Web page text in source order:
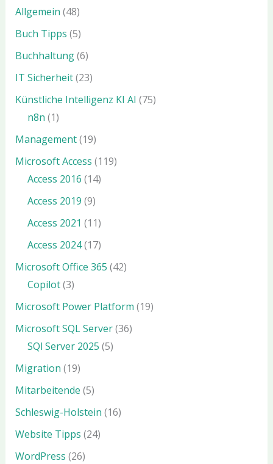
Allgemein (48)
Buch Tipps (5)
Buchhaltung(6)
IT Sicherheit(23)
Künstliche Intelligenz KI AI (75)
n8n (1)
Management(19)
Microsoft Access (119)
Access 2016 (14)
Access 2019 (9)
Access 2021 (11)
Access 2024(17)
Microsoft Office 365 (42)
Copilot(3)
Microsoft Power Platform (19)
Microsoft SQL Server(36)
SQl Server 2025 (5)
Migration (19)
Mitarbeitende (5)
Schleswig-Holstein (16)
Website Tipps (24)
WordPress (26)